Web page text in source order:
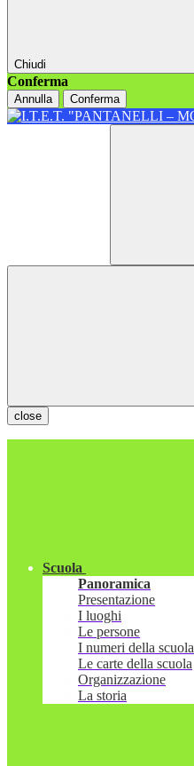
Chiudi
Conferma
Annulla Conferma
close
Scuola
Panoramica
Presentazione
I luoghi
Le persone
I numeri della scuola
Le carte della scuola
Organizzazione
La storia